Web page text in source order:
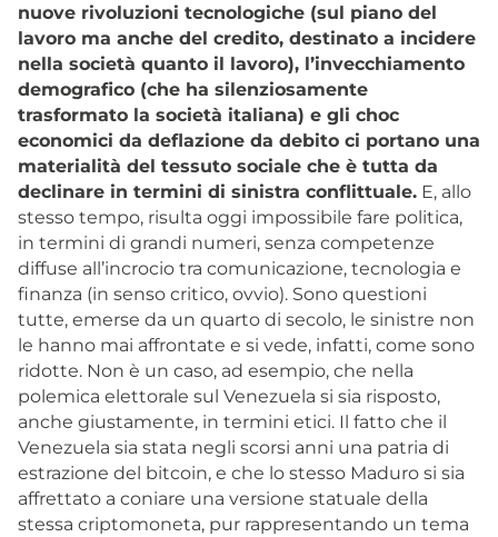
nuove rivoluzioni tecnologiche (sul piano del
lavoro ma anche del credito, destinato a incidere
nella società quanto il lavoro), l’invecchiamento
demografico (che ha silenziosamente
trasformato la società italiana) e gli choc
economici da deflazione da debito ci portano una
materialità del tessuto sociale che è tutta da
declinare in termini di sinistra conflittuale. E, allo
stesso tempo, risulta oggi impossibile fare politica,
in termini di grandi numeri, senza competenze
diffuse all’incrocio tra comunicazione, tecnologia e
finanza (in senso critico, ovvio). Sono questioni
tutte, emerse da un quarto di secolo, le sinistre non
le hanno mai affrontate e si vede, infatti, come sono
ridotte. Non è un caso, ad esempio, che nella
polemica elettorale sul Venezuela si sia risposto,
anche giustamente, in termini etici. Il fatto che il
Venezuela sia stata negli scorsi anni una patria di
estrazione del bitcoin, e che lo stesso Maduro si sia
affrettato a coniare una versione statuale della
stessa criptomoneta, pur rappresentando un tema